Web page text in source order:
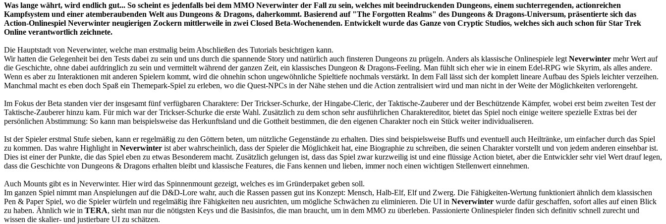
Was lange währt, wird endlich gut... So scheint es jedenfalls bei dem MMO Neverwinter der Fall zu sein, welches mit beeindruckenden Dungeons, einem suchterregenden, actionreichen
Kampfsystem und einer atemberaubenden Welt aus Dungeons & Dragons, daherkommt. Basierend auf "The Forgotten Realms" des Dungeons & Dragons-Universum, präsentierte sich das
Action-Onlinespiel Neverwinter neugierigen Zockern mittlerweile in zwei Closed Beta-Wochenenden. Entwickelt wurde das Ganze von Cryptic Studios, welches sich auch schon für Star Trek
Online verantwortlich zeichnete.
Die Hauptstadt von Neverwinter, welche man erstmalig beim Abschließen des Tutorials besichtigen kann.
Wir hatten die Gelegenheit bei den Tests dabei zu sein und uns durch die spannende Story und natürlich auch finsteren Dungeons zu prügeln. Anders als klassische Onlinespiele legt Neverwinter mehr Wert auf
die Geschichte, ohne dabei aufdringlich zu sein und vermittelt während der ganzen Zeit, ein klassisches Dungeon & Dragons-Feeling. Man fühlt sich eher wie in einem Edel-RPG wie Skyrim, als alles andere.
Wenn es aber zu Interaktionen mit anderen Spielern kommt, wird die ohnehin schon ungewöhnliche Spieltiefe nochmals verstärkt. In dem Fall lässt sich der komplett lineare Aufbau des Spiels leichter verzeihen.
Manchmal macht es eben doch Spaß ein Themepark-Spiel zu erleben, wo die Quest-NPCs in der Nähe stehen und die Action zentralisiert wird und man nicht in der Weite der Möglichkeiten verlorengeht.
Im Fokus der Beta standen vier der insgesamt fünf verfügbaren Charaktere: Der Trickser-Schurke, der Hingabe-Cleric, der Taktische-Zauberer und der Beschützende Kämpfer, wobei erst beim zweiten Test der
Taktische-Zauberer hinzu kam. Für mich war der Trickser-Schurke die erste Wahl. Zusätzlich zu dem schon sehr ausführlichen Charaktereditor, bietet das Spiel noch einige weitere spezielle Extras bei der
persönlichen Abstimmung: So kann man beispielsweise das Herkunftsland und die Gottheit bestimmen, die den eigenen Charakter noch ein Stück weiter individualiseren.
Ist der Spieler erstmal Stufe sieben, kann er regelmäßig zu den Göttern beten, um nützliche Gegenstände zu erhalten. Dies sind beispielsweise Buffs und eventuell auch Heiltränke, um einfacher durch das Spiel
zu kommen. Das wahre Highlight in Neverwinter ist aber wahrscheinlich, dass der Spieler die Möglichkeit hat, eine Biographie zu schreiben, die seinen Charakter vorstellt und von jedem anderen einsehbar ist.
Dies ist einer der Punkte, die das Spiel eben zu etwas Besonderem macht. Zusätzlich gelungen ist, dass das Spiel zwar kurzweilig ist und eine flüssige Action bietet, aber die Entwickler sehr viel Wert drauf legen,
dass die Geschichte von Dungeons & Dragons erhalten bleibt und klassische Features, die Fans kennen und lieben, immer noch einen wichtigen Stellenwert einnehmen.
Auch Mounts gibt es in Neverwinter. Hier wird das Spinnenmount gezeigt, welches es im Gründerpaket geben soll.
Im ganzen Spiel nimmt man Anspielungen auf die D&D-Lore wahr, auch die Rassen passen gut ins Konzept: Mensch, Halb-Elf, Elf und Zwerg. Die Fähigkeiten-Wertung funktioniert ähnlich dem klassischen
Pen & Paper Spiel, wo die Spieler würfeln und regelmäßig ihre Fähigkeiten neu ausrichten, um mögliche Schwächen zu eliminieren. Die UI in Neverwinter wurde dafür geschaffen, sofort alles auf einen Blick
zu haben. Ähnlich wie in TERA, sieht man nur die nötigsten Keys und die Basisinfos, die man braucht, um in dem MMO zu überleben. Passionierte Onlinespieler finden sich definitiv schnell zurecht und
wissen die skalier- und justierbare UI zu schätzen.